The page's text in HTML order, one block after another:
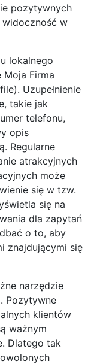
pozytywnych
widoczność w
lokalnego
Firma
Uzupełnienie
takie jak
telefonu,
opis
Regularne
atrakcyjnych
może
się w tzw.
się na
dla zapytań
o to, aby
znajdującymi się
narzędzie
Pozytywne
klientów
ważnym
Dlatego tak